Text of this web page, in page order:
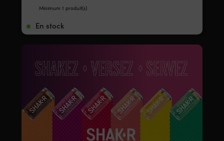
Minimum 1 produit(s)
En stock